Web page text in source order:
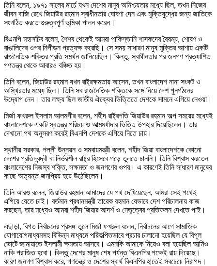
তিনি বলেন, ১৯৭১ সালের মার্চে যখন দেশের মানুষ অনিশ্চয়তার মধ্যে ছিল, তখন নিজের
জীবন বাজি রেখে জিয়াউর রহমান স্বাধীনতার ঘোষণা দেন এবং মুক্তিযুদ্ধের জন্য জাতিকে
সংগঠিত করতে গুরুত্বপূর্ণ ভূমিকা পালন করেন।
বিএনপি মহাসচিব বলেন, শৈশব থেকেই আমরা পাকিস্তানি শাসকদের বৈষম্য, শোষণ ও
বাঙালিদের ওপর নিপীড়ন প্রত্যক্ষ করেছি। সে সময় সাধারণ মানুষ মুক্তির আশায় একটি
রাজনৈতিক শক্তির প্রতি সমর্থন জানিয়েছিল। কিন্তু, স্বাধীনতার পর জনগণ প্রত্যাশিত
গণতন্ত্র থেকে আবারও বঞ্চিত হয়।
তিনি বলেন, জিয়াউর রহমান যখন রাষ্ট্রক্ষমতায় আসেন, তখন বাংলাদেশ নানা সংকট ও
অস্থিরতার মধ্যে ছিল। তিনি সব রাজনৈতিক শক্তিকে সঙ্গে নিয়ে দেশ পুনর্গঠনের
উদ্যোগ নেন। তার লক্ষ্য ছিল জাতীয় ঐক্যের ভিত্তিতে দেশকে সামনে এগিয়ে নেওয়া।
মির্জা ফখরুল ইসলাম আলমগীর বলেন, শহীদ রাষ্ট্রপতি জিয়াউর রহমান অল্প সময়ের মধ্যেই
বাংলাদেশকে একটি স্বতন্ত্র পরিচয় ও আত্মমর্যাদার ভিত্তি উপহার দিয়েছিলেন। তার
দেখানো পথ অনুসরণ করেই বিএনপি দেশকে এগিয়ে নিতে চায়।
স্থানীয় সরকার, পল্লী উন্নয়ন ও সমবায়মন্ত্রী বলেন, শহীদ জিয়া বাংলাদেশকে কোনো
দেশের প্রতিদ্বন্দ্বী বা নির্ভরশীল রাষ্ট্র হিসেবে গড়ে তুলতে চাননি। তিনি বিশ্বাস করতেন
বাংলাদেশের নিজস্ব শক্তি, সক্ষমতা ও জনগণের ওপর। এ কারণেই তিনি সাধারণ মানুষের
কাছে অত্যন্ত জনপ্রিয় হয়ে উঠেছিলেন।
তিনি আরও বলেন, জিয়াউর রহমান আমাদের যে পথ দেখিয়েছেন, আমরা সেই পথেই
এগিয়ে যেতে চাই। বর্তমান প্রধানমন্ত্রী তারেক রহমান যেভাবে দেশ পরিচালনায় কাজ
করছেন, তার মধ্যেও আমরা শহীদ জিয়ার আদর্শ ও নেতৃত্বের প্রতিফলন দেখতে পাই।
এছাড়া, বিগত নির্বাচনের প্রসঙ্গ তুলে মির্জা ফখরুল বলেন, নির্বাচনের আগে সামাজিক
যোগাযোগমাধ্যমসহ বিভিন্ন মাধ্যমে পরিকল্পিতভাবে প্রচার চালানো হয়েছিল যে বিপুল
ভোটে জামায়াতে ইসলামী ক্ষমতায় আসবে। এমনকি আমাকে নিয়েও বলা হয়েছিল আমিও
নাকি পরাজিত হবো। কিন্তু দেশের মানুষ শেষ পর্যন্ত বিএনপির পক্ষেই রায় দিয়েছে।
কারণ জনগণ বিশ্বাস করে, গণতন্ত্র ও দেশের স্বার্থ বিএনপির হাতেই সবচেয়ে নিরাপদ।